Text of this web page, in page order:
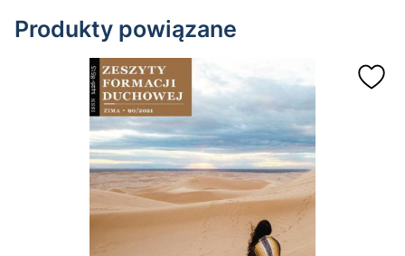
Produkty powiązane